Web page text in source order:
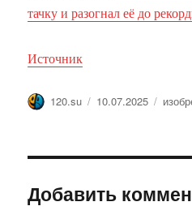
тачку и разогнал её до
Источник
Автор
120.su Опубликовано
10.07.2025 Метки
Добавить